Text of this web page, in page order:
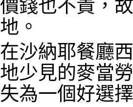
價錢也不貴，
地。
在沙納耶餐廳
地少見的麥當
失為一個好選